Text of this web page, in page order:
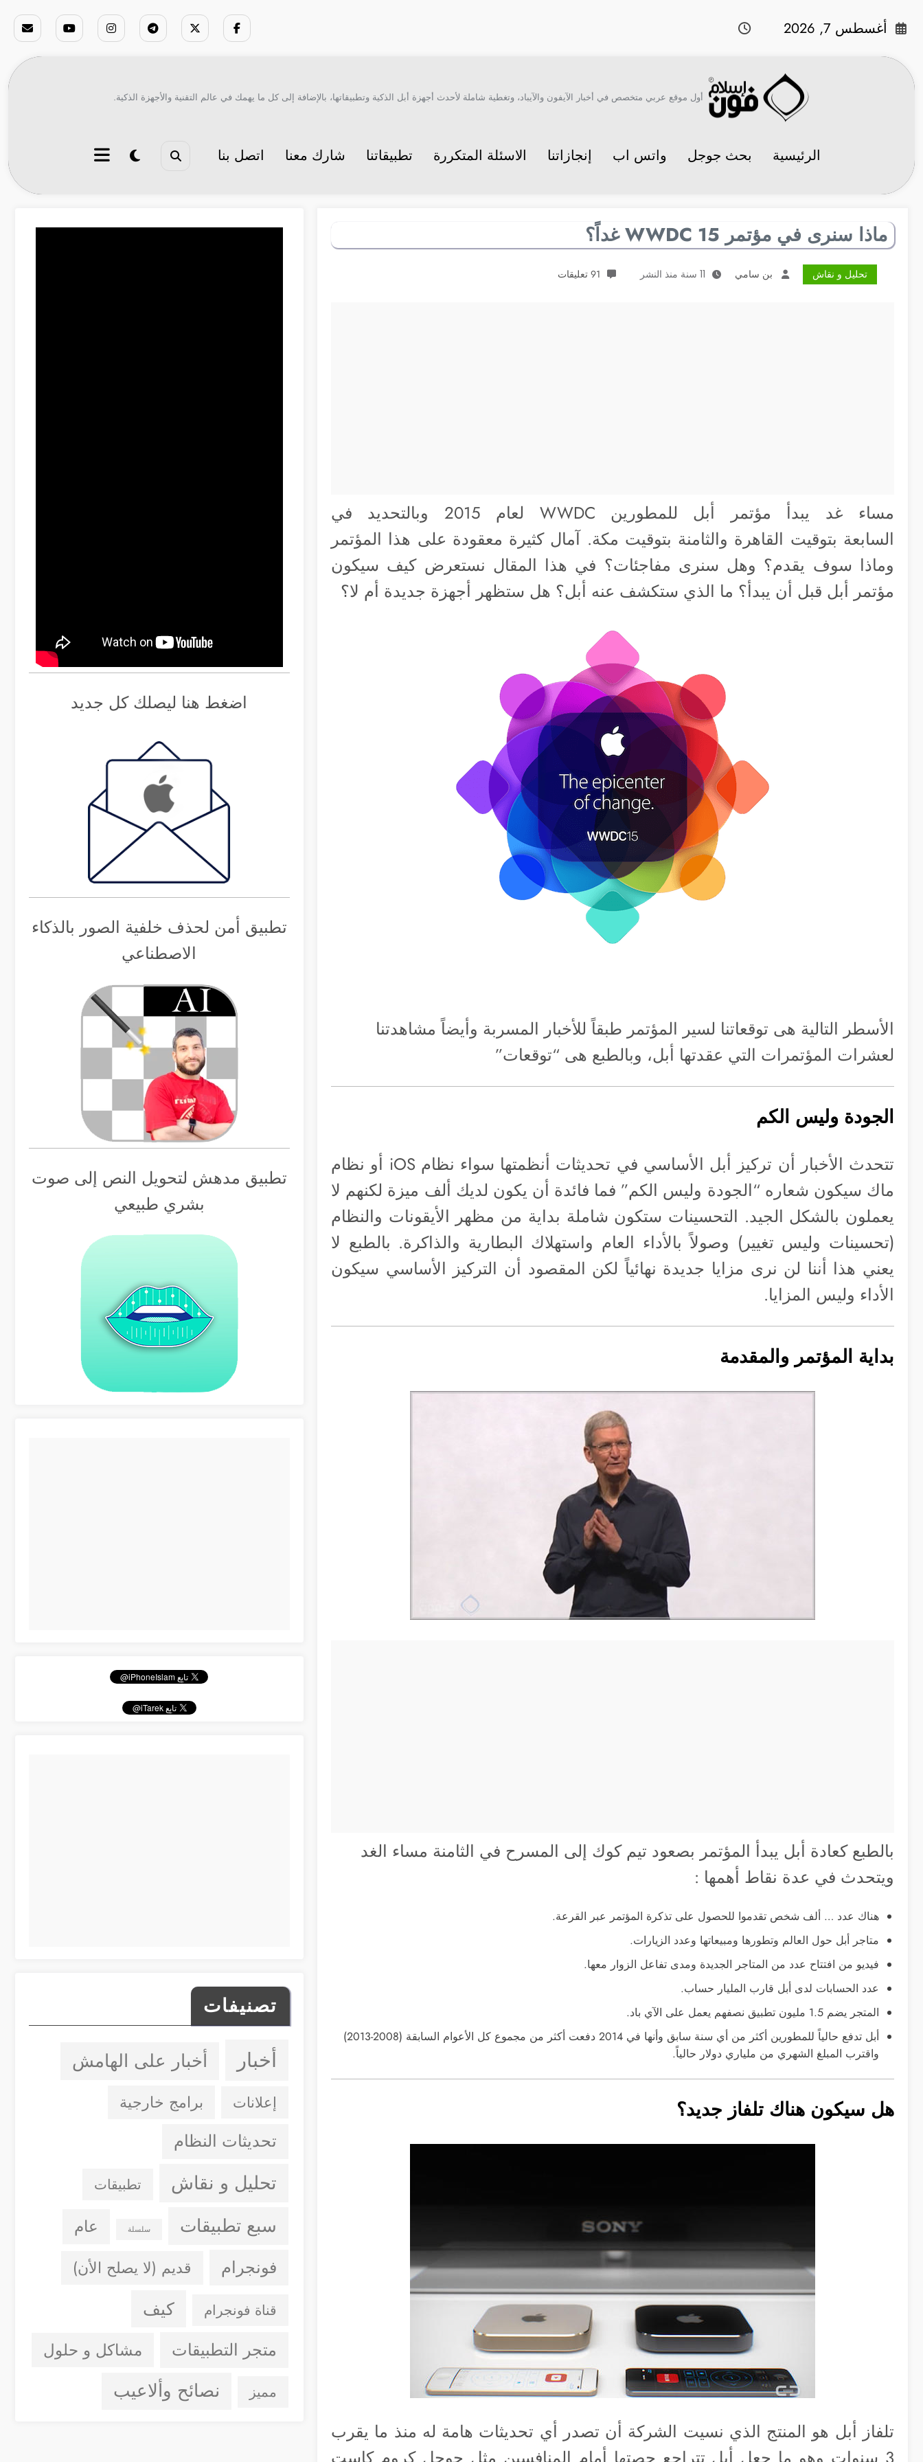
أغسطس 7, 2026
أول موقع عربي متخصص في أخبار الآيفون والآيباد، وتغطية شاملة لأحدث أجهزة أبل الذكية وتطبيقاتها، بالإضافة إلى كل ما يهمك في عالم التقنية والأجهزة الذكية.
الرئيسية بحث جوجل واتس اب إنجازاتنا الاسئلة المتكررة تطبيقاتنا شارك معنا اتصل بنا
ماذا سنرى في مؤتمر WWDC 15 غداً؟
تحليل و نقاش بن سامي 11 سنة منذ النشر 91 تعليقات
مساء غد يبدأ مؤتمر أبل للمطورين WWDC لعام 2015 وبالتحديد في
السابعة بتوقيت القاهرة والثامنة بتوقيت مكة. آمال كثيرة معقودة على هذا المؤتمر
وماذا سوف يقدم؟ وهل سنرى مفاجئات؟ في هذا المقال نستعرض كيف سيكون
مؤتمر أبل قبل أن يبدأ؟ ما الذي ستكشف عنه أبل؟ هل ستظهر أجهزة جديدة أم لا؟
الأسطر التالية هى توقعاتنا لسير المؤتمر طبقاً للأخبار المسربة وأيضاً مشاهدتنا
لعشرات المؤتمرات التي عقدتها أبل، وبالطبع هى “توقعات”
الجودة وليس الكم
تتحدث الأخبار أن تركيز أبل الأساسي في تحديثات أنظمتها سواء نظام iOS أو نظام
ماك سيكون شعاره “الجودة وليس الكم” فما فائدة أن يكون لديك ألف ميزة لكنهم لا
يعملون بالشكل الجيد. التحسينات ستكون شاملة بداية من مظهر الأيقونات والنظام
(تحسينات وليس تغيير) وصولاً بالأداء العام واستهلاك البطارية والذاكرة. بالطبع لا
يعني هذا أننا لن نرى مزايا جديدة نهائياً لكن المقصود أن التركيز الأساسي سيكون
الأداء وليس المزايا.
بداية المؤتمر والمقدمة
بالطبع كعادة أبل يبدأ المؤتمر بصعود تيم كوك إلى المسرح في الثامنة مساء الغد
ويتحدث في عدة نقاط أهمها :
هناك عدد … ألف شخص تقدموا للحصول على تذكرة المؤتمر عبر القرعة.
متاجر أبل حول العالم وتطورها ومبيعاتها وعدد الزيارات.
فيديو من افتتاح عدد من المتاجر الجديدة ومدى تفاعل الزوار معها.
عدد الحسابات لدى أبل قارب المليار حساب.
المتجر يضم 1.5 مليون تطبيق نصفهم يعمل على الآي باد.
أبل تدفع حالياً للمطورين أكثر من أي سنة سابق وأنها في 2014 دفعت أكثر من مجموع كل الأعوام السابقة (2008-2013)
واقترب المبلغ الشهري من ملياري دولار حالياً.
هل سيكون هناك تلفاز جديد؟
تلفاز أبل هو المنتج الذي نسيت الشركة أن تصدر أي تحديثات هامة له منذ ما يقرب
اضغط هنا ليصلك كل جديد
تطبيق أمن لحذف خلفية الصور بالذكاء
الاصطناعي
تطبيق مدهش لتحويل النص إلى صوت
بشري طبيعي
تصنيفات
أخبار أخبار على الهامش
إعلانات برامج خارجية
تحديثات النظام
تحليل و نقاش تطبيقات
سبع تطبيقات سلسلة عام
فونجرام قديم (لا يصلح الأن)
قناة فونجرام كيف
متجر التطبيقات مشاكل و حلول
مميز نصائح وألاعيب